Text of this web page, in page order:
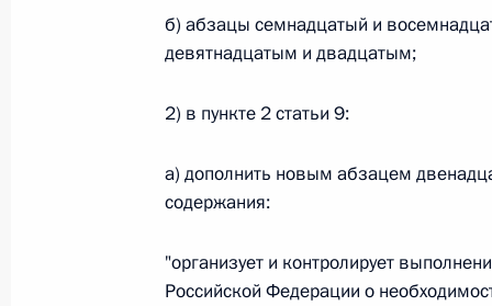
Федеральный закон от
26 июля 2026 года
Федеральный закон от
б) абзацы семнадцатый и
девятнадцатым и двадцатым;
2) в пункте 2 статьи 9:
а) дополнить новым абзацем
содержания:
"организует и контролирует
Российской Федерации о